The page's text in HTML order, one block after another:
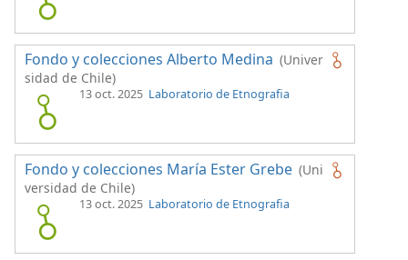
Fondo y colecciones Alberto Medina (Univer
sidad de Chile)
13 oct. 2025 Laboratorio de Etnografia
Fondo y colecciones María Ester Grebe (Uni
versidad de Chile)
13 oct. 2025 Laboratorio de Etnografia